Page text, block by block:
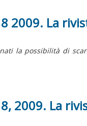
2009. La
la possibilità di
2009. La